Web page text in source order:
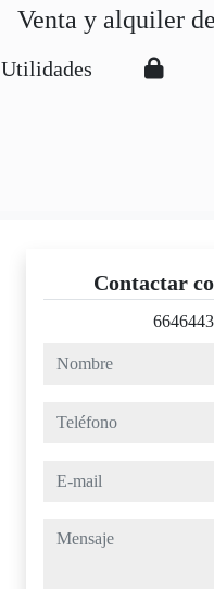
Venta y alquiler
Utilidades
Contactar
nombre
teléfono
e-mail
mensaje